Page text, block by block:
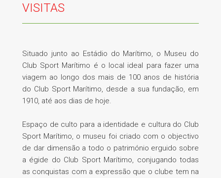
VISITAS
Situado junto ao Estádio do Marítimo, o Museu do
Club Sport Marítimo é o local ideal para fazer uma
viagem ao longo dos mais de 100 anos de história
do Club Sport Marítimo, desde a sua fundação, em
1910, até aos dias de hoje.
Espaço de culto para a identidade e cultura do Club
Sport Marítimo, o museu foi criado com o objectivo
de dar dimensão a todo o património erguido sobre
a égide do Club Sport Marítimo, conjugando todas
as conquistas com a expressão que o clube tem na